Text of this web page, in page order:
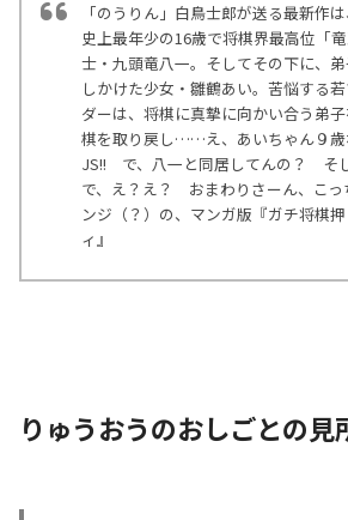
「のうりん」白鳥士郎が送る最新作
史上最年少の16歳で将棋界最高位「
士・九頭竜八一。そしてその下に、
しかけた少女・雛鶴あい。苦悩する
ダーは、将棋に真摯に向かい合う弟
棋を取り戻し……え、あいちゃん９
JS!! で、八一と同居してんの？ そ
で、え？え？ おまわりさーん、こっ
ンジ（？）の、マンガ版『ガチ将棋
ィ』
りゅうおうのおしごとの